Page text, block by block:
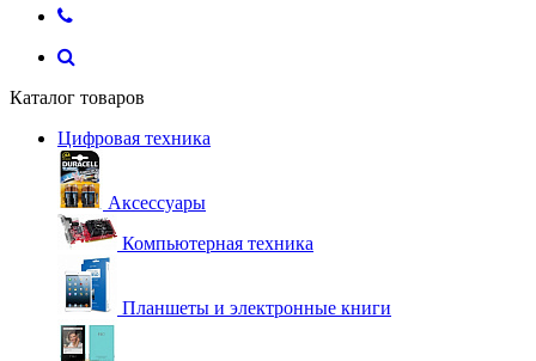
Каталог товаров
Цифровая техника
Аксессуары
Компьютерная техника
Планшеты и электронные книги